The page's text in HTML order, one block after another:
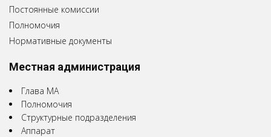
Постоянные комиссии
Полномочия
Нормативные документы
Местная администрация
Глава МА
Полномочия
Структурные подразделения
Аппарат